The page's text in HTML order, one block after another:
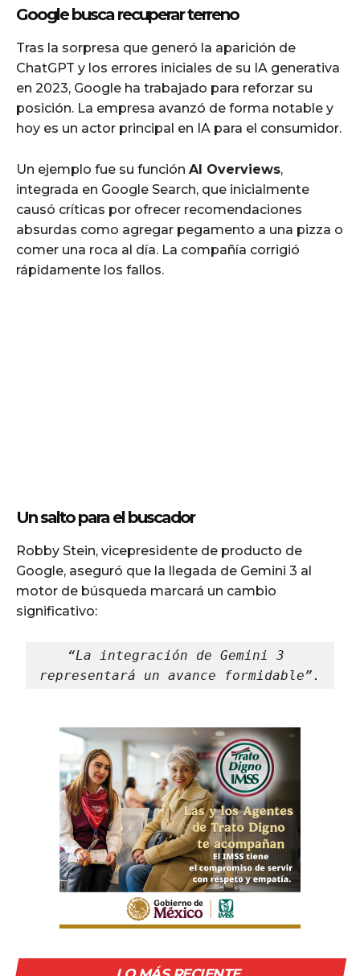
Google busca recuperar terreno
Tras la sorpresa que generó la aparición de
ChatGPT y los errores iniciales de su IA generativa
en 2023, Google ha trabajado para reforzar su
posición. La empresa avanzó de forma notable y
hoy es un actor principal en IA para el consumidor.
Un ejemplo fue su función AI Overviews,
integrada en Google Search, que inicialmente
causó críticas por ofrecer recomendaciones
absurdas como agregar pegamento a una pizza o
comer una roca al día. La compañía corrigió
rápidamente los fallos.
Un salto para el buscador
Robby Stein, vicepresidente de producto de
Google, aseguró que la llegada de Gemini 3 al
motor de búsqueda marcará un cambio
significativo:
“La integración de Gemini 3
representará un avance formidable”.